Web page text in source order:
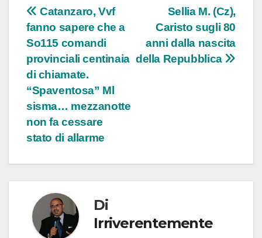
Navigazione
articoli
Sellia M. (Cz),
Caristo sugli 80
anni dalla nascita
della Repubblica
Catanzaro, Vvf
fanno sapere che a
So115 comandi
provinciali centinaia
di chiamate.
“Spaventosa” Ml
sisma… mezzanotte
non fa cessare
stato di allarme
Di
Irriverentemente